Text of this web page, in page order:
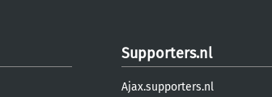
Supporters.nl
Ajax.supporters.nl